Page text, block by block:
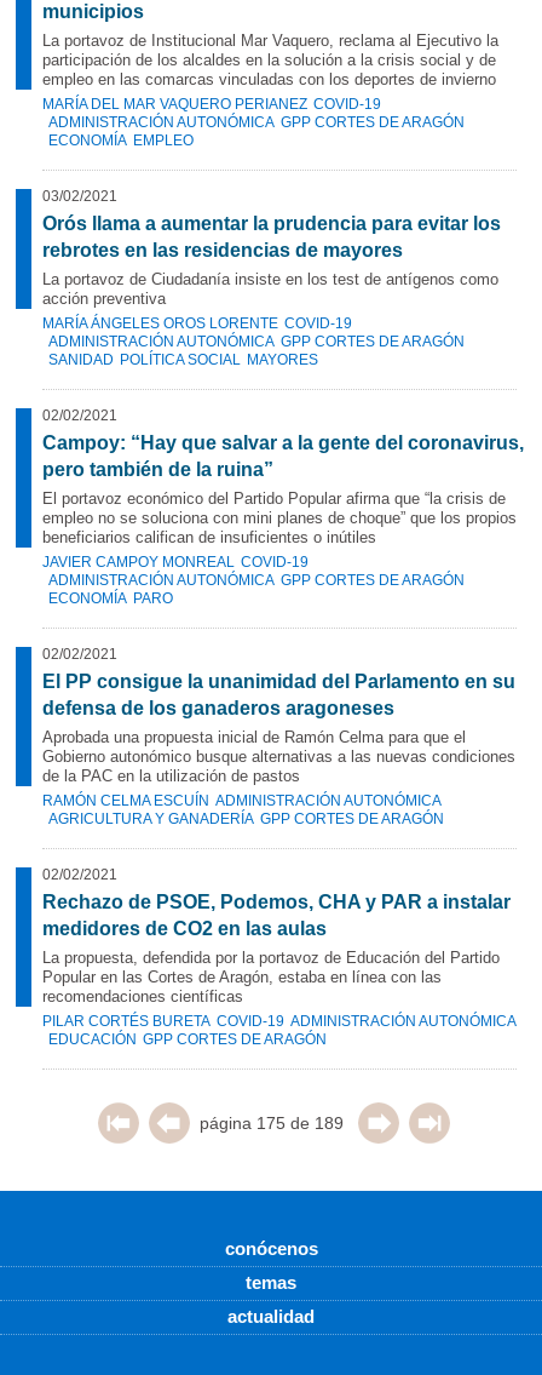
municipios
La portavoz de Institucional Mar Vaquero, reclama al Ejecutivo la
participación de los alcaldes en la solución a la crisis social y de
empleo en las comarcas vinculadas con los deportes de invierno
MARÍA DEL MAR VAQUERO PERIANEZ COVID-19
ADMINISTRACIÓN AUTONÓMICA GPP CORTES DE ARAGÓN
ECONOMÍA EMPLEO
03/02/2021
Orós llama a aumentar la prudencia para evitar los
rebrotes en las residencias de mayores
La portavoz de Ciudadanía insiste en los test de antígenos como
acción preventiva
MARÍA ÁNGELES OROS LORENTE COVID-19
ADMINISTRACIÓN AUTONÓMICA GPP CORTES DE ARAGÓN
SANIDAD POLÍTICA SOCIAL MAYORES
02/02/2021
Campoy: “Hay que salvar a la gente del coronavirus,
pero también de la ruina”
El portavoz económico del Partido Popular afirma que “la crisis de
empleo no se soluciona con mini planes de choque” que los propios
beneficiarios califican de insuficientes o inútiles
JAVIER CAMPOY MONREAL COVID-19
ADMINISTRACIÓN AUTONÓMICA GPP CORTES DE ARAGÓN
ECONOMÍA PARO
02/02/2021
El PP consigue la unanimidad del Parlamento en su
defensa de los ganaderos aragoneses
Aprobada una propuesta inicial de Ramón Celma para que el
Gobierno autonómico busque alternativas a las nuevas condiciones
de la PAC en la utilización de pastos
RAMÓN CELMA ESCUÍN ADMINISTRACIÓN AUTONÓMICA
AGRICULTURA Y GANADERÍA GPP CORTES DE ARAGÓN
02/02/2021
Rechazo de PSOE, Podemos, CHA y PAR a instalar
medidores de CO2 en las aulas
La propuesta, defendida por la portavoz de Educación del Partido
Popular en las Cortes de Aragón, estaba en línea con las
recomendaciones científicas
PILAR CORTÉS BURETA COVID-19 ADMINISTRACIÓN AUTONÓMICA
EDUCACIÓN GPP CORTES DE ARAGÓN
página 175 de 189
conócenos
temas
actualidad